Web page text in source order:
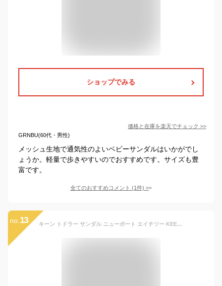
ショップでみる
価格と在庫を楽天でチェック >>
GRNBU(60代・男性)
メッシュ生地で通気性のよいベビーサンダルはいかがでし
ょうか。軽量で歩きやすいのでおすすめです。サイズも豊
富です。
全てのおすすめコメント (1件) >
no. 13 キーン トドラー サンダル ニューポート エイチツー KEEN NEWPORT H2 TOTS ベビー キッズ アウトドアサンダル コンフォートサンダル (240304)